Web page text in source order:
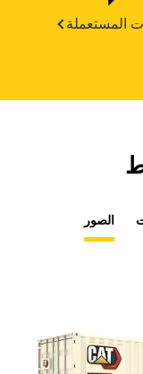
المستعملة
الصور